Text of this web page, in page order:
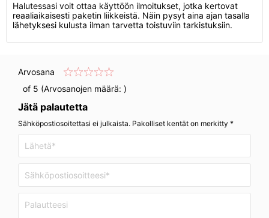
Halutessasi voit ottaa käyttöön ilmoitukset, jotka kertovat
reaaliaikaisesti paketin liikkeistä. Näin pysyt aina ajan tasalla
lähetyksesi kulusta ilman tarvetta toistuviin tarkistuksiin.
Arvosana
of 5 (Arvosanojen määrä: )
Jätä palautetta
Sähköpostiosoitettasi ei julkaista. Pakolliset kentät on merkitty *